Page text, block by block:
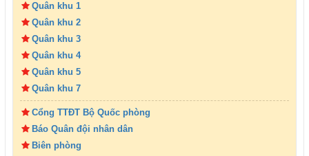
Quân khu 1
Quân khu 2
Quân khu 3
Quân khu 4
Quân khu 5
Quân khu 7
Cổng TTĐT Bộ Quốc phòng
Báo Quân đội nhân dân
Biên phòng